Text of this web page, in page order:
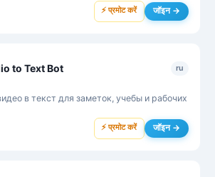
⚡ प्रमोट करें जॉइन →
to Text Bot ru
в текст для заметок, учебы и рабочих
⚡ प्रमोट करें जॉइन →